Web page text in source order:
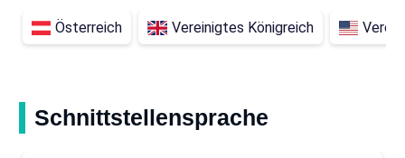
Österreich Vereinigtes Königreich
Schnittstellensprache